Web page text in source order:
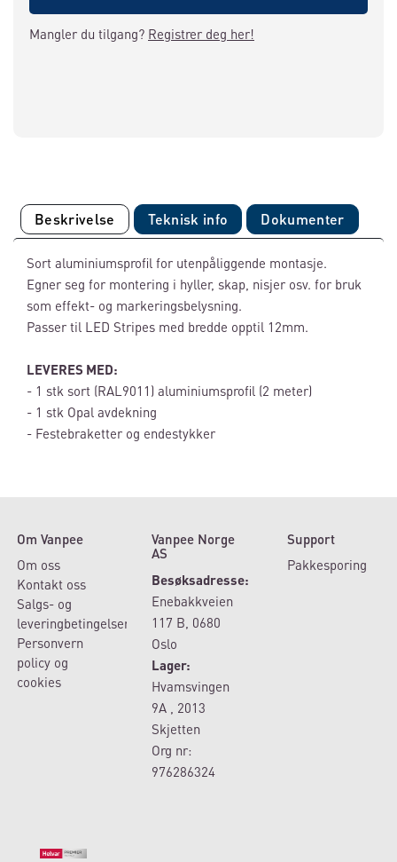
Mangler du tilgang? Registrer deg her!
Beskrivelse Teknisk info Dokumenter
Sort aluminiumsprofil for utenpåliggende montasje.
Egner seg for montering i hyller, skap, nisjer osv. for bruk
som effekt- og markeringsbelysning.
Passer til LED Stripes med bredde opptil 12mm.
LEVERES MED:
- 1 stk sort (RAL9011) aluminiumsprofil (2 meter)
- 1 stk Opal avdekning
- Festebraketter og endestykker
Om Vanpee
Om oss
Kontakt oss
Salgs- og
leveringbetingelser
Personvern
policy og
cookies
Vanpee Norge
AS
Besøksadresse:
Enebakkveien
117 B, 0680
Oslo
Lager:
Hvamsvingen
9A , 2013
Skjetten
Org nr:
976286324
Support
Pakkesporing